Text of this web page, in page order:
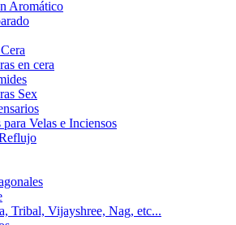
Aromático
en cera
Sex
Velas e Inciensos
Tribal, Vijayshree, Nag, etc...